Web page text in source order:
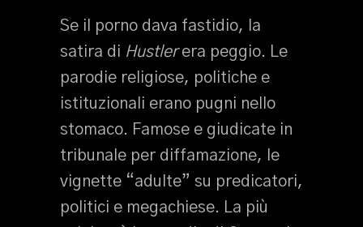
Se il porno dava fastidio, la
satira di Hustlerera peggio. Le
parodie religiose, politiche e
istituzionali erano pugni nello
stomaco. Famose e giudicate in
tribunale per diffamazione, le
vignette “adulte” su predicatori,
politici e megachiese. La più